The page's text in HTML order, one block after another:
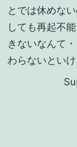
とでは休めな
しても再起不
きないなんて
わらないとい